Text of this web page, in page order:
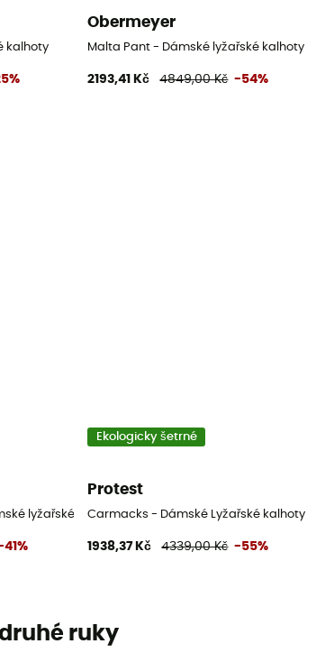
kalhoty
Obermeyer
Malta Pant - Dámské lyžařské kalhoty
2193,41 Kč 4849,00 Kč -54%
lyžařské kalhoty
41%
Ekologicky šetrné
Protest
Carmacks - Dámské Lyžařské kalhoty
1938,37 Kč 4339,00 Kč -55%
ruky